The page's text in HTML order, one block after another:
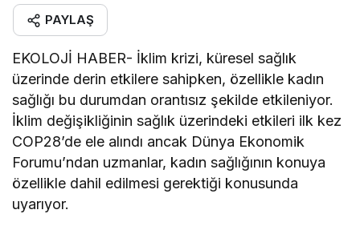
PAYLAŞ
EKOLOJİ HABER- İklim krizi, küresel sağlık
üzerinde derin etkilere sahipken, özellikle kadın
sağlığı bu durumdan orantısız şekilde etkileniyor.
İklim değişikliğinin sağlık üzerindeki etkileri ilk kez
COP28’de ele alındı ancak Dünya Ekonomik
Forumu’ndan uzmanlar, kadın sağlığının konuya
özellikle dahil edilmesi gerektiği konusunda
uyarıyor.